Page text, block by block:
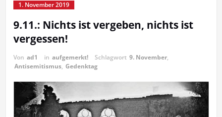
1. November 2019
9.11.: Nichts ist vergeben, nichts ist
vergessen!
Von ad1 in aufgemerkt! Schlagwort 9. November,
Antisemitismus, Gedenktag